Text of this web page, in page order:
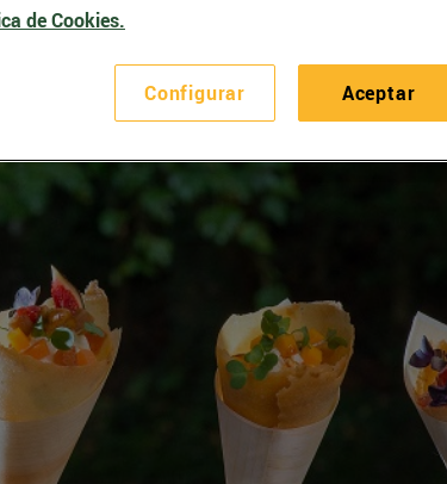
de Cookies.
Configurar Aceptar